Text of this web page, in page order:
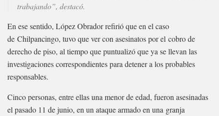
trabajando”, destacó.
En ese sentido, López Obrador refirió que en el caso
de Chilpancingo, tuvo que ver con asesinatos por el cobro de
derecho de piso, al tiempo que puntualizó que ya se llevan las
investigaciones correspondientes para detener a los probables
responsables.
Cinco personas, entre ellas una menor de edad, fueron asesinadas
el pasado 11 de junio, en un ataque armado en una granja